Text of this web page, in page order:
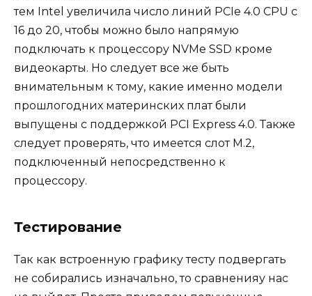
тем Intel увеличила число линий PCIe 4.0 CPU с
16 до 20, чтобы можно было напрямую
подключать к процессору NVMe SSD кроме
видеокарты. Но следует все же быть
внимательным к тому, какие именно модели
прошлогодних материнских плат были
выпущены с поддержкой PCI Express 4.0. Также
следует проверять, что имеется слот M.2,
подключенный непосредственно к
процессору.
Тестирование
Так как встроенную графику тесту подвергать
не собирались изначально, то сравненияу нас